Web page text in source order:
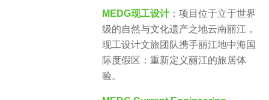
MEDG现工设计：项目位于立于世界
级的自然与文化遗产之地云南丽江，
现工设计文旅团队携手丽江地中海国
际度假区：重新定义丽江的旅居体
验。